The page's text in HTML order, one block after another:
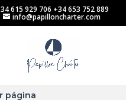
615 929 706 +34 653 752 889
info@papilloncharter.com
página